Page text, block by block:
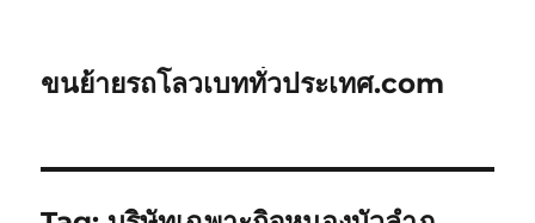
ขนย้ายรถโลวเบททั่วประเทศ.com